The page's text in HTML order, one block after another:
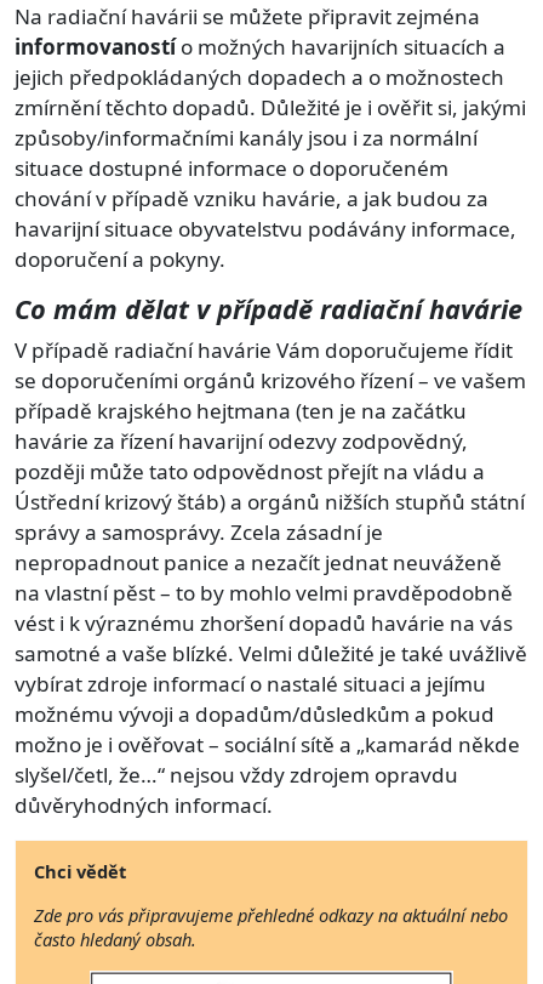
Na radiační havárii se můžete připravit zejména
informovanostío možných havarijních situacích a
jejich předpokládaných dopadech a o možnostech
zmírnění těchto dopadů. Důležité je i ověřit si, jakými
způsoby/informačními kanály jsou i za normální
situace dostupné informace o doporučeném
chování v případě vzniku havárie, a jak budou za
havarijní situace obyvatelstvu podávány informace,
doporučení a pokyny.
Co mám dělat v případě radiační havárie
V případě radiační havárie Vám doporučujeme řídit
se doporučeními orgánů krizového řízení – ve vašem
případě krajského hejtmana (ten je na začátku
havárie za řízení havarijní odezvy zodpovědný,
později může tato odpovědnost přejít na vládu a
Ústřední krizový štáb) a orgánů nižších stupňů státní
správy a samosprávy. Zcela zásadní je
nepropadnout panice a nezačít jednat neuváženě
na vlastní pěst – to by mohlo velmi pravděpodobně
vést i k výraznému zhoršení dopadů havárie na vás
samotné a vaše blízké. Velmi důležité je také uvážlivě
vybírat zdroje informací o nastalé situaci a jejímu
možnému vývoji a dopadům/důsledkům a pokud
možno je i ověřovat – sociální sítě a „kamarád někde
slyšel/četl, že…“ nejsou vždy zdrojem opravdu
důvěryhodných informací.
Chci vědět
Zde pro vás připravujeme přehledné odkazy na aktuální nebo
často hledaný obsah.